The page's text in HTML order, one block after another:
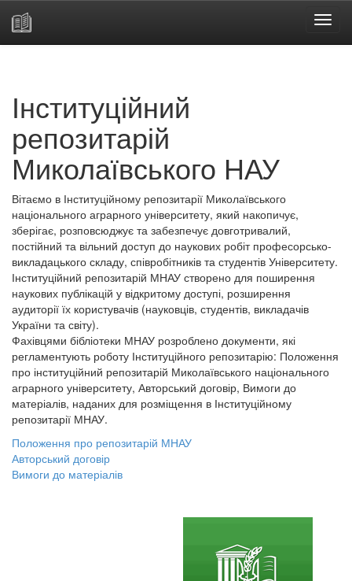
Інституційний
репозитарій
Миколаївського НАУ
Вітаємо в Інституційному репозитарії Миколаївського
національного аграрного університету, який накопичує,
зберігає, розповсюджує та забезпечує довготривалий,
постійний та вільний доступ до наукових робіт професорсько-
викладацького складу, співробітників та студентів Університету.
Інституційний репозитарій МНАУ створено для поширення
наукових публікацій у відкритому доступі, розширення
аудиторії їх користувачів (науковців, студентів, викладачів
України та світу).
Фахівцями бібліотеки МНАУ розроблено документи, які
регламентують роботу Інституційного репозитарію: Положення
про інституційний репозитарій Миколаївського національного
аграрного університету, Авторський договір, Вимоги до
матеріалів, наданих для розміщення в Інституційному
репозитарії МНАУ.
Положення про репозитарій МНАУ
Авторський договір
Вимоги до матеріалів